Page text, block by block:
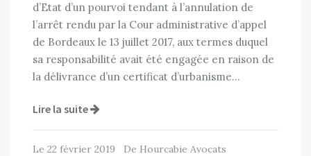
d’Etat d’un pourvoi tendant à l’annulation de
l’arrêt rendu par la Cour administrative d’appel
de Bordeaux le 13 juillet 2017, aux termes duquel
sa responsabilité avait été engagée en raison de
la délivrance d’un certificat d’urbanisme…
Lire la suite
Le 22 février 2019 De Hourcabie Avocats